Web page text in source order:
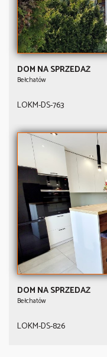
DOM NA SPRZEDAŻ
Bełchatów
LOKM-DS-763
DOM NA SPRZEDAŻ
Bełchatów
LOKM-DS-826